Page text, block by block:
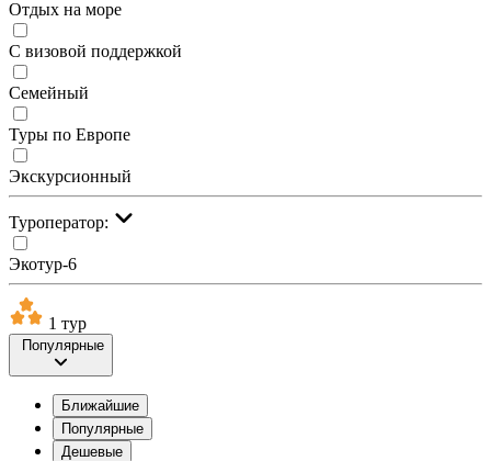
Отдых на море
С визовой поддержкой
Семейный
Туры по Европе
Экскурсионный
Туроператор:
Экотур-6
1 тур
Популярные
Ближайшие
Популярные
Дешевые